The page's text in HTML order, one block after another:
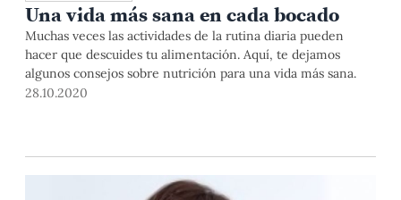
Una vida más sana en cada bocado
Muchas veces las actividades de la rutina diaria pueden
hacer que descuides tu alimentación. Aquí, te dejamos
algunos consejos sobre nutrición para una vida más sana.
28.10.2020